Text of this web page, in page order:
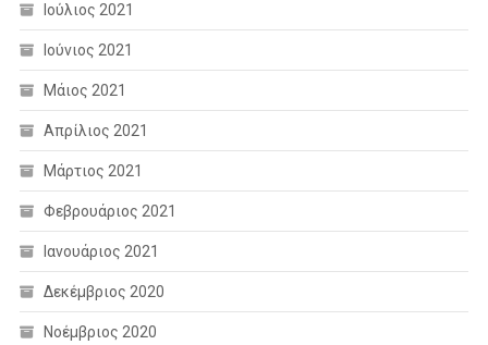
Ιούλιος 2021
Ιούνιος 2021
Μάιος 2021
Απρίλιος 2021
Μάρτιος 2021
Φεβρουάριος 2021
Ιανουάριος 2021
Δεκέμβριος 2020
Νοέμβριος 2020